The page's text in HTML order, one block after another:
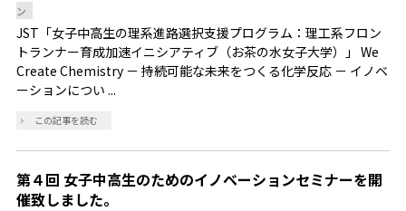
ン
JST「女子中高生の理系進路選択支援プログラム：理工系フロン
トランナー育成加速イニシアティブ（お茶の水女子大学）」 We
Create Chemistry － 持続可能な未来をつくる化学反応 － イノベ
ーションについ ...
この記事を読む
第４回 女子中高生のためのイノベーションセミナーを開
催致しました。